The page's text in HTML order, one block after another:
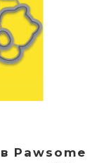
Pawsome